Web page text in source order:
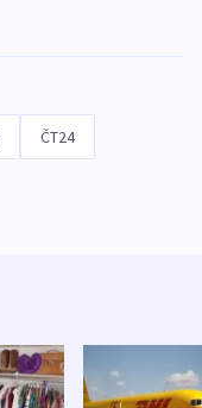
ČT24